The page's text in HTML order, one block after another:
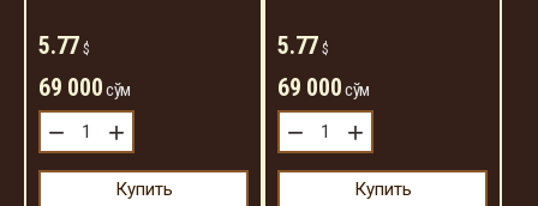
5.77 $
69 000сўм
− +
Купить
5.77 $
69 000сўм
− +
Купить